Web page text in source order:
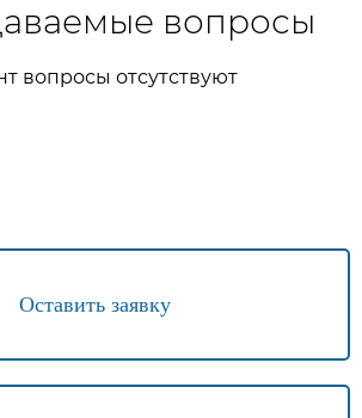
вопросы
вопросы отсутствуют
Оставить заявку